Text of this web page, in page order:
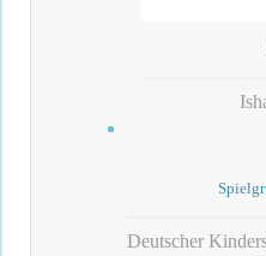
Deutscher